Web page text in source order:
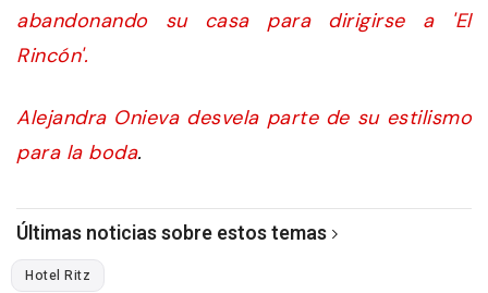
abandonando su casa para dirigirse a 'El
Rincón'.
Alejandra Onieva desvela parte de su estilismo
para la boda.
Últimas noticias sobre estos temas
Hotel Ritz